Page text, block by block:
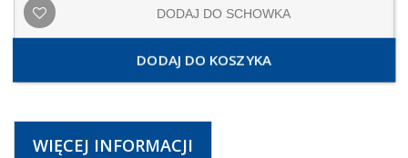
DODAJ DO SCHOWKA
DODAJ DO KOSZYKA
WIĘCEJ INFORMACJI